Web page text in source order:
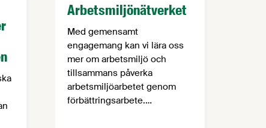
Arbetsmiljönätverket
Med gemensamt
engagemang kan vi lära oss
mer om arbetsmiljö och
tillsammans påverka
arbetsmiljöarbetet genom
förbättringsarbete.